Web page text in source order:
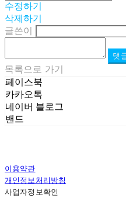
수정하기
삭제하기
글쓴이
댓
목록으로 가기
페이스북
카카오톡
네이버 블로그
밴드
이용약관
개인정보처리방침
사업자정보확인